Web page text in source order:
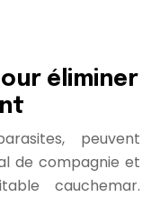
éliminer
peuvent
de compagnie et
cauchemar.